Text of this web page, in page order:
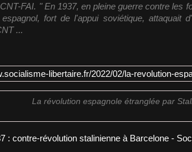
FAI. " En 1937, en pleine guerre contre les
fort de l'appui soviétique, attaquait
...
La révolution espagnole étranglée par